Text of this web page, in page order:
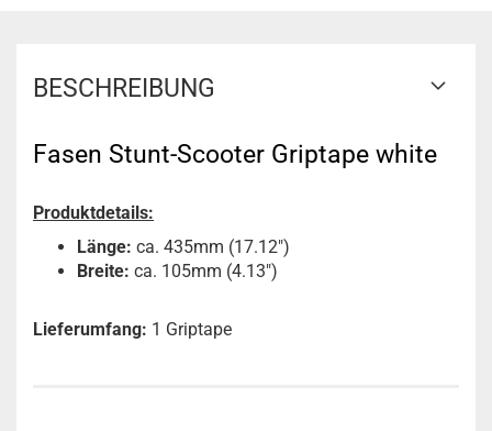
BESCHREIBUNG
Fasen Stunt-Scooter Griptape white
Produktdetails:
Länge: ca. 435mm (17.12")
Breite: ca. 105mm (4.13")
Lieferumfang: 1 Griptape